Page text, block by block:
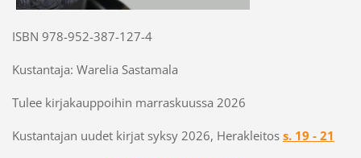
ISBN 978-952-387-127-4
Kustantaja: Warelia Sastamala
Tulee kirjakauppoihin marraskuussa 2026
Kustantajan uudet kirjat syksy 2026, Herakleitos s. 19 - 21